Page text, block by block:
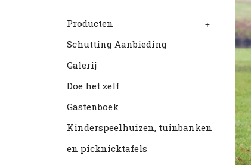
Producten +
Schutting Aanbieding
Galerij
Doe het zelf
Gastenboek
Kinderspeelhuizen, tuinbanken
en picknicktafels
+